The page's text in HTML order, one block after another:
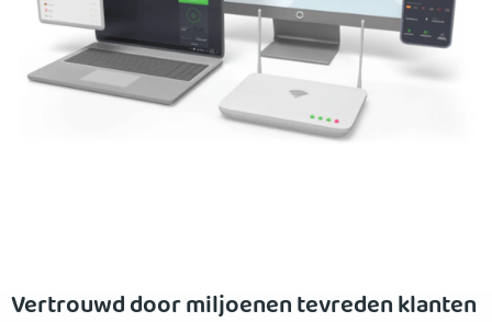
Vertrouwd door miljoenen tevreden klanten